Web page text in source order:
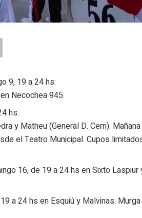
9, 19 a 24 hs:
Necochea 945.
hs:
y Matheu (General D. Cerri).
el Teatro Municipal. Cupos
16, de 19 a 24 hs en Sixto
a 24 hs en Esquiú y Malvinas: